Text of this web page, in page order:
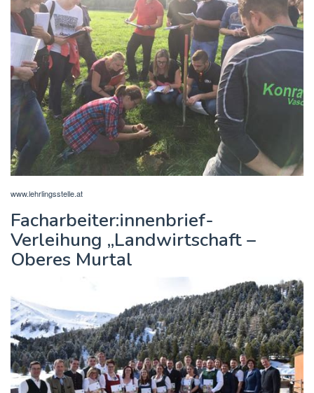
www.lehrlingsstelle.at
Facharbeiter:innenbrief-
Verleihung „Landwirtschaft –
Oberes Murtal